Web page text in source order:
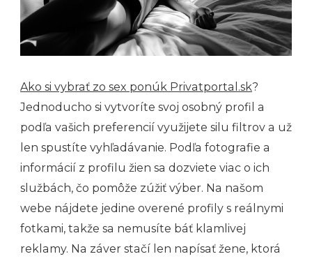
Ako si vybrať zo sex ponúk Privatportal.sk?
Jednoducho si vytvoríte svoj osobný profil a
podľa vašich preferencií využijete silu filtrov a už
len spustíte vyhľadávanie. Podľa fotografie a
informácií z profilu žien sa dozviete viac o ich
službách, čo pomôže zúžiť výber. Na našom
webe nájdete jedine overené profily s reálnymi
fotkami, takže sa nemusíte báť klamlivej
reklamy. Na záver stačí len napísať žene, ktorá